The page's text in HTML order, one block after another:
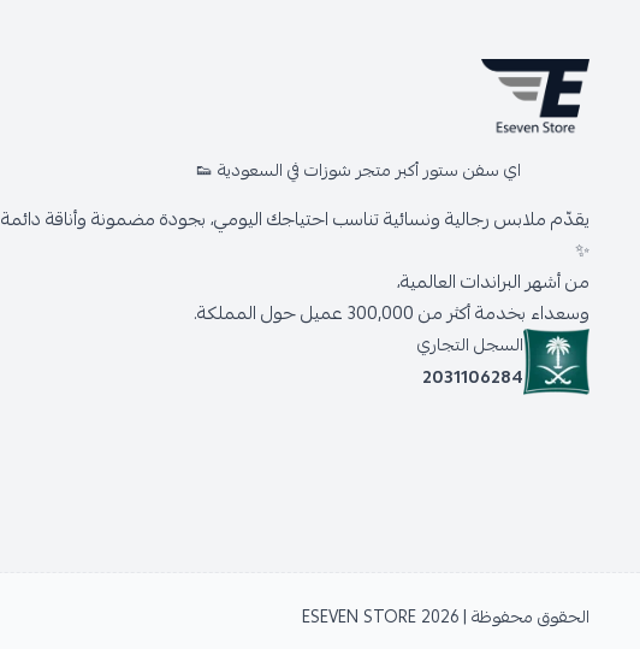
اي سفن ستور أكبر متجر شوزات في السعودية 👟
يقدّم ملابس رجالية ونسائية تناسب احتياجك اليومي، بجودة مضمونة وأناقة دائمة
✨
من أشهر البراندات العالمية،
وسعداء بخدمة أكثر من 300,000 عميل حول المملكة.
السجل التجاري
2031106284
الحقوق محفوظة | 2026 ESEVEN STORE